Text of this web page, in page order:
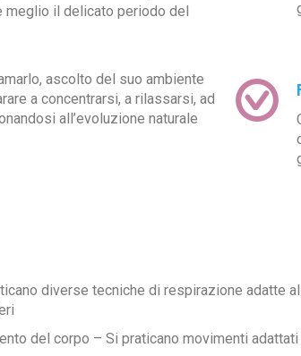
meglio il delicato periodo del
ascolto del suo ambiente
a concentrarsi, a rilassarsi, ad
all’evoluzione naturale
diverse tecniche di respirazione adatte
del corpo – Si praticano movimenti